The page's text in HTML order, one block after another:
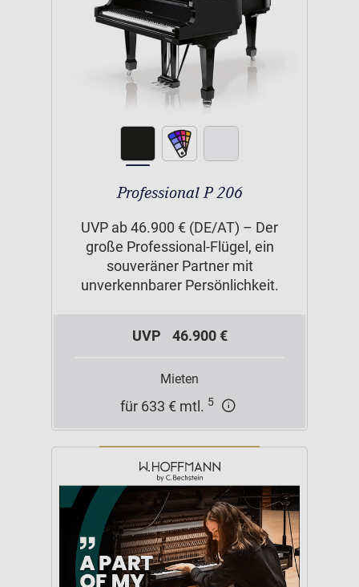
Professional P 206
UVP ab 46.900 € (DE/AT) – Der
große Professional-Flügel, ein
souveräner Partner mit
unverkennbarer Persönlichkeit.
UVP 46.900 €
Mieten
für 633 € mtl. 5